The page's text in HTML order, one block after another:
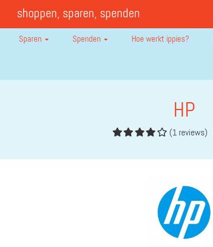
shoppen, sparen, spenden
Sparen Spenden Hoe werkt ippies?
HP
(1 reviews)